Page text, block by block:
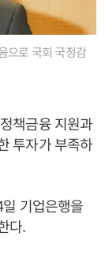
으로 국회 국정감
책금융 지원과
투자가 부족하
기업은행을
다.